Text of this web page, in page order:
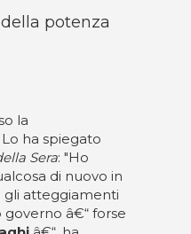
potenza
la
ha spiegato
Sera: "Ho
di nuovo in
gli atteggiamenti
â€“ forse